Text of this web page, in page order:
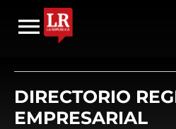
DIRECTORIO
EMPRESARIAL